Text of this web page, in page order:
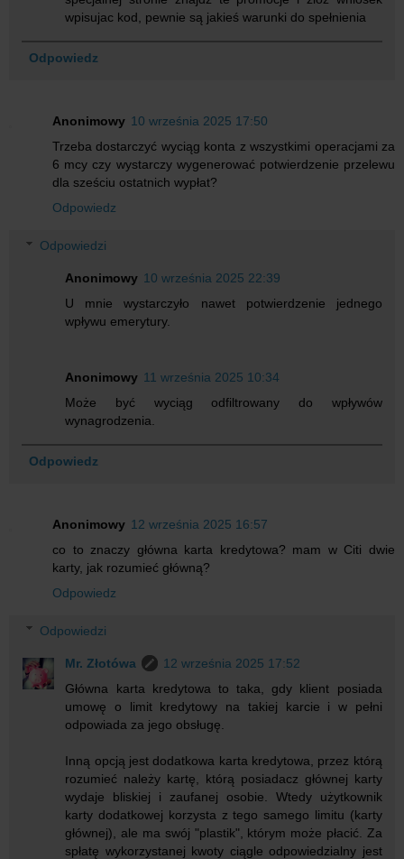
wpisujac kod, pewnie są jakieś warunki do spełnienia
Odpowiedz
Anonimowy 10 września 2025 17:50
Trzeba dostarczyć wyciąg konta z wszystkimi operacjami za
6 mcy czy wystarczy wygenerować potwierdzenie przelewu
dla sześciu ostatnich wypłat?
Odpowiedz
Odpowiedzi
Anonimowy 10 września 2025 22:39
U mnie wystarczyło nawet potwierdzenie jednego
wpływu emerytury.
Anonimowy 11 września 2025 10:34
Może być wyciąg odfiltrowany do wpływów
wynagrodzenia.
Odpowiedz
Anonimowy 12 września 2025 16:57
co to znaczy główna karta kredytowa? mam w Citi dwie
karty, jak rozumieć główną?
Odpowiedz
Odpowiedzi
Mr. Złotówa
12 września 2025 17:52
Główna karta kredytowa to taka, gdy klient posiada
umowę o limit kredytowy na takiej karcie i w pełni
odpowiada za jego obsługę.
Inną opcją jest dodatkowa karta kredytowa, przez którą
rozumieć należy kartę, którą posiadacz głównej karty
wydaje bliskiej i zaufanej osobie. Wtedy użytkownik
karty dodatkowej korzysta z tego samego limitu (karty
głównej), ale ma swój "plastik", którym może płacić. Za
spłatę wykorzystanej kwoty ciągle odpowiedzialny jest